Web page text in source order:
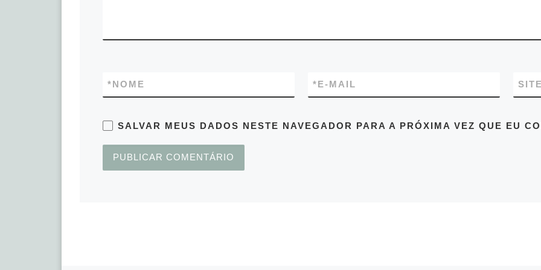
NOME
* E-MAIL
* SITE
SALVAR MEUS DADOS NESTE NAVEGADOR PARA A PRÓXIMA VEZ QUE EU